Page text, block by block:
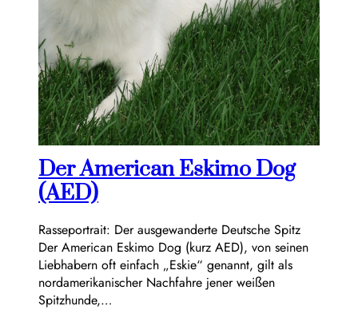
Der American Eskimo Dog
(AED)
Rasseportrait: Der ausgewanderte Deutsche Spitz
Der American Eskimo Dog (kurz AED), von seinen
Liebhabern oft einfach „Eskie“ genannt, gilt als
nordamerikanischer Nachfahre jener weißen
Spitzhunde,…